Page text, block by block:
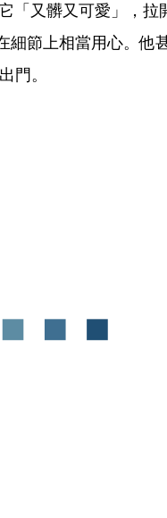
「又髒又可愛」，拉
細節上相當用心。他
門。